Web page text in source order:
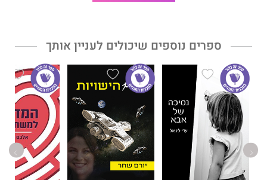
ספרים נוספים שיכולים לעניין אותך